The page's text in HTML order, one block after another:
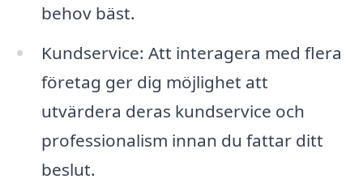
behov bäst.
Kundservice: Att interagera med flera
företag ger dig möjlighet att
utvärdera deras kundservice och
professionalism innan du fattar ditt
beslut.